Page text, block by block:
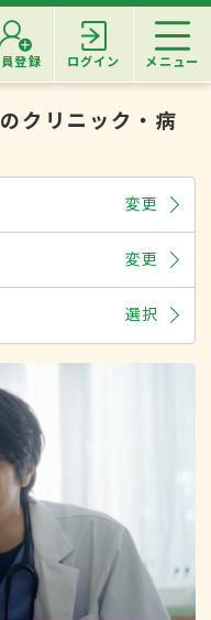
登録 ログイン メニュー
のクリニック・病
変更
変更
選択